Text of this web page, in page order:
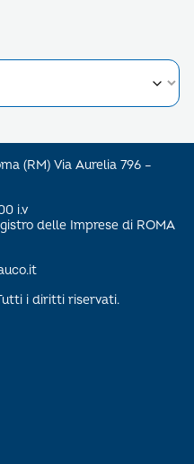
(RM) Via Aurelia 796 –
i.v
delle Imprese di ROMA
i diritti riservati.